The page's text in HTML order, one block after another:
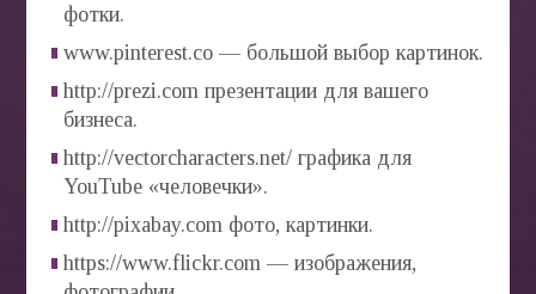
фотки.
www.pinterest.co — большой выбор картинок.
http://prezi.com презентации для вашего
бизнеса.
http://vectorcharacters.net/ графика для
YouTube «человечки».
http://pixabay.com фото, картинки.
https://www.flickr.com — изображения,